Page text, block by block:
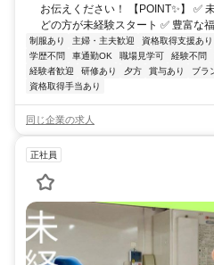
お伝えください！ 【POINT✨】 ✅
どの方が未経験スタート ✅ 豊富な福
制服あり 主婦・主夫歓迎 資格取得支援あり
学歴不問
車通勤OK 職場見学可 経験不問
経験者歓迎
研修あり 夕方 賞与あり ブラ
資格取得手当あり
同じ企業の求人
正社員